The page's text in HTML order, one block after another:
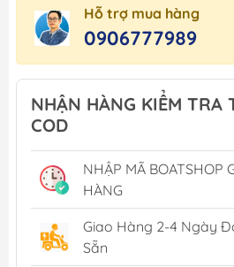
Hỗ trợ mua hàng
0906777989
NHẬN HÀNG KIỂM TRA
COD
NHẬP MÃ BOATSHOP
HÀNG
Giao Hàng 2-4 Ngày
Sẵn